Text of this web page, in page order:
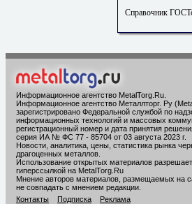
Справочник
Информационное агентство MetalTorg.Ru
Информационное агентство Металлторг. Ру
зарегистрировано Федеральной службой по
информационных технологий и массовых
регистрационный номер и дата принятия
серия ИА № ФС 77 - 85704 от 03 августа 2023 г.
Новости, аналитика, цены, статистика рынка
драгоценных металлов.
Использование открытых материалов
гиперссылкой на MetalTorg.Ru
Мнение авторов материалов, размещаемых на
не совпадать с мнением редакции.
Контакты
Подписка Реклама